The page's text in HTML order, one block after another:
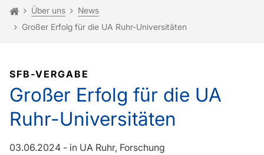
Sie sind hier:
Startseite
Über uns
News
Großer Erfolg für die UA Ruhr-Universitäten
SFB-VERGABE
Großer Erfolg für die UA
Ruhr-Universitäten
03.06.2024 - in UA Ruhr Forschung